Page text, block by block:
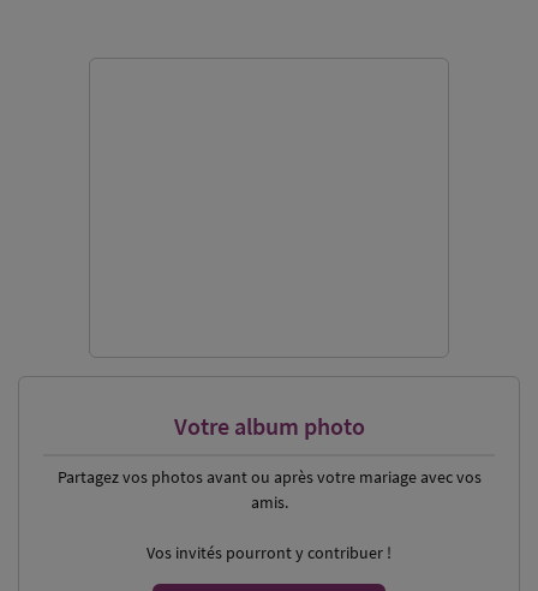
Votre album photo
Partagez vos photosavant ou après votre mariage avec vos
amis.
Vos invités pourront y contribuer !